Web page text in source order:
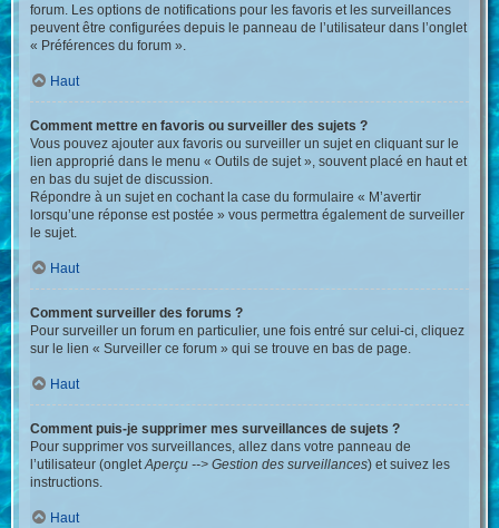
forum. Les options de notifications pour les favoris et les surveillances
peuvent être configurées depuis le panneau de l’utilisateur dans l’onglet
« Préférences du forum ».
Haut
Comment mettre en favoris ou surveiller des sujets ?
Vous pouvez ajouter aux favoris ou surveiller un sujet en cliquant sur le
lien approprié dans le menu « Outils de sujet », souvent placé en haut et
en bas du sujet de discussion.
Répondre à un sujet en cochant la case du formulaire « M’avertir
lorsqu’une réponse est postée » vous permettra également de surveiller
le sujet.
Haut
Comment surveiller des forums ?
Pour surveiller un forum en particulier, une fois entré sur celui-ci, cliquez
sur le lien « Surveiller ce forum » qui se trouve en bas de page.
Haut
Comment puis-je supprimer mes surveillances de sujets ?
Pour supprimer vos surveillances, allez dans votre panneau de
l’utilisateur (ongletAperçu --> Gestion des surveillances) et suivez les
instructions.
Haut